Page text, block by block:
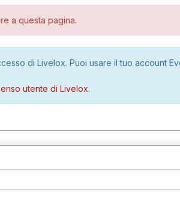
a questa pagina.
di Livelox. Puoi usare il tuo account
utente di Livelox.